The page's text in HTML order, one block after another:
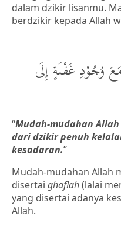
dalam dzikir lisanmu.
berdzikir kepada Allah
غَفْلَةٍ إِلَى
“Mudah-mudahan
dari dzikir penuh
kesadaran.”
Mudah-mudahan Allah
disertai ghaflah(lalai
yang disertai adanya
Allah.